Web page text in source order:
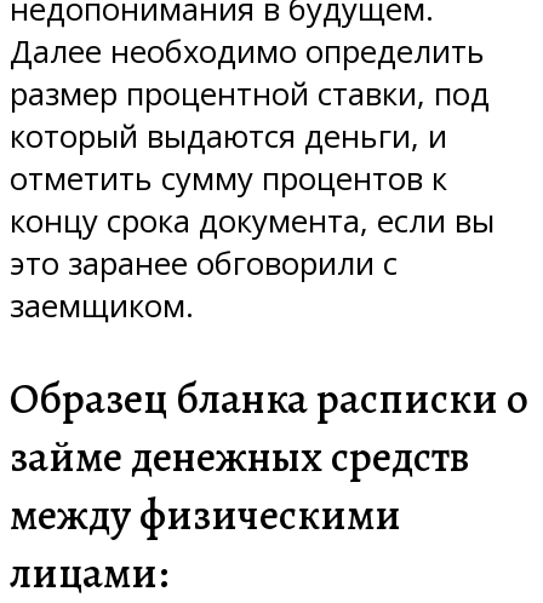
недопонимания в будущем.
Далее необходимо определить
размер процентной ставки, под
который выдаются деньги, и
отметить сумму процентов к
концу срока документа, если вы
это заранее обговорили с
заемщиком.
Образец бланка расписки о
займе денежных средств
между физическими
лицами: